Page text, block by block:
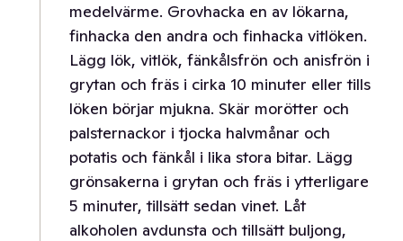
medelvärme. Grovhacka en av lökarna,
finhacka den andra och finhacka vitlöken.
Lägg lök, vitlök, fänkålsfrön och anisfrön i
grytan och fräs i cirka 10 minuter eller tills
löken börjar mjukna. Skär morötter och
palsternackor i tjocka halvmånar och
potatis och fänkål i lika stora bitar. Lägg
grönsakerna i grytan och fräs i ytterligare
5 minuter, tillsätt sedan vinet. Låt
alkoholen avdunsta och tillsätt buljong,